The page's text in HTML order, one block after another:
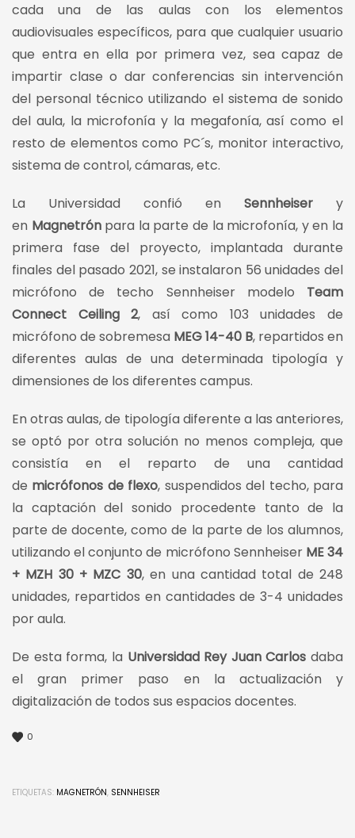
cada una de las aulas con los elementos
audiovisuales específicos, para que cualquier usuario
que entra en ella por primera vez, sea capaz de
impartir clase o dar conferencias sin intervención
del personal técnico utilizando el sistema de sonido
del aula, la microfonía y la megafonía, así como el
resto de elementos como PC´s, monitor interactivo,
sistema de control, cámaras, etc.
La Universidad confió en Sennheiser y
en Magnetrón para la parte de la microfonía, y en la
primera fase del proyecto, implantada durante
finales del pasado 2021, se instalaron 56 unidades del
micrófono de techo Sennheiser modelo Team
Connect Ceiling 2, así como 103 unidades de
micrófono de sobremesa MEG 14-40 B, repartidos en
diferentes aulas de una determinada tipología y
dimensiones de los diferentes campus.
En otras aulas, de tipología diferente a las anteriores,
se optó por otra solución no menos compleja, que
consistía en el reparto de una cantidad
de micrófonos de flexo, suspendidos del techo, para
la captación del sonido procedente tanto de la
parte de docente, como de la parte de los alumnos,
utilizando el conjunto de micrófono Sennheiser ME 34
+ MZH 30 + MZC 30, en una cantidad total de 248
unidades, repartidos en cantidades de 3-4 unidades
por aula.
De esta forma, la Universidad Rey Juan Carlos daba
el gran primer paso en la actualización y
digitalización de todos sus espacios docentes.
0
ETIQUETAS: MAGNETRÓN, SENNHEISER